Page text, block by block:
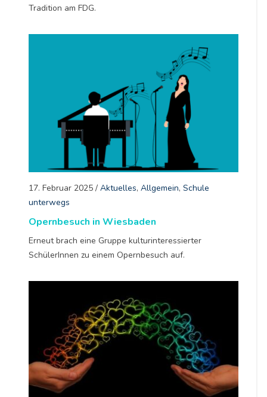
Tradition am FDG.
17. Februar 2025/ Aktuelles, Allgemein, Schule
unterwegs
Opernbesuch in Wiesbaden
Erneut brach eine Gruppe kulturinteressierter
SchülerInnen zu einem Opernbesuch auf.